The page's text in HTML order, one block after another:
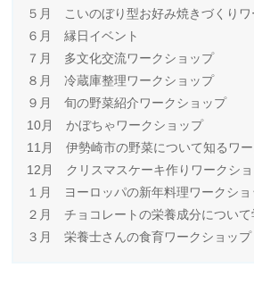
５月 こいのぼり型お好み焼きづくりワ
６月 縁日イベント
７月 多文化交流ワークショップ
８月 冷蔵庫整理ワークショップ
９月 旬の野菜紹介ワークショップ
10月 かぼちゃワークショップ
11月 伊勢崎市の野菜について知るワ
12月 クリスマスケーキ作りワークシ
１月 ヨーロッパの新年料理ワークショ
２月 チョコレートの栄養成分について
３月 栄養士さんの食育ワークショップ